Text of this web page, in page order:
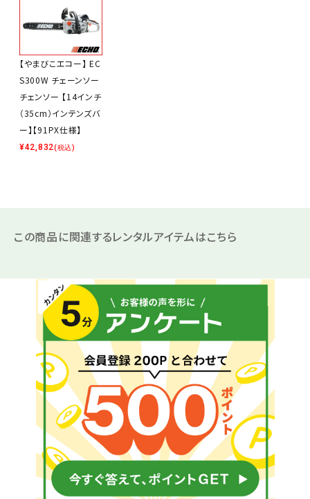
【やまびこエコー】 EC
S300W チェーンソー
チェンソー 【14インチ
（35cm）インテンズバ
ー】【91PX仕様】
¥42,832(税込)
この商品に関連するレンタルアイテムはこちら